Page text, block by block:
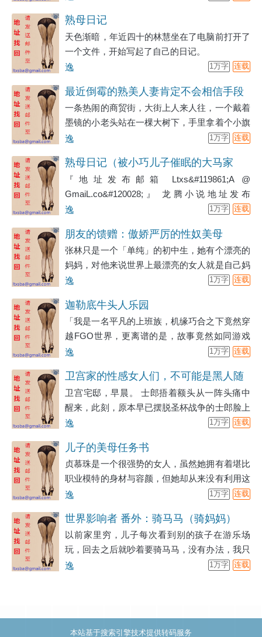
他们最想要的东西通过【影响】慢慢帮他们实现
了。 当时十二岁正式觉醒超能力的时候，突然
发现世界变得不一样了，更加强大的规则笼罩了
我，不，是笼罩了整个世界，我只是被影响的一
能你也看过番外，那
熟母日记
天色渐暗，年近四十的林慧坐在了电脑前打开了
一个文件，开始写起了自己的日记。
逸 连载
1万字
最近倒霉的熟美人妻肯定不会相信手段
丰富的算命老头！吧？
一条热闹的商贸街，大街上人来人往，一个戴着
墨镜的小老头站在一棵大树下，手里拿着个小旗
子，鬼鬼祟祟地盯着路上来来往往的路人们，视
逸 连载
1万字
熟母日记（被小巧儿子催眠的大马家
族）
『地址发布邮箱 Ltxs&#119861;A @
GmaiL.co&#120028;』 龙腾小说地址发布
一个文件，开始写起了自己的日记。
逸 连载
1万字
朋友的馈赠：傲娇严厉的性奴美母
张林只是一个「单纯」的初中生，她有个漂亮的
妈妈，对他来说世界上最漂亮的女人就是自己妈
妈了。当然他妈妈柳梦媛那是真的很漂亮，主要
看起来还像是如同桃李（20左右）……张林还有
一个好兄弟李亚，那可是他的发小，两人除了成
绩相似，「兴趣」相近之外就没有什么共同点
了，李亚隐形土豪的气场已经完全散发出来了，
了过命的友谊，不是
逸 连载
1万字
迦勒底牛头人乐园
「我是一名平凡的上班族，机缘巧合之下竟然穿
越FGO世界，更离谱的是，故事竟然如同游戏
中一样，我竟然成为了迦勒底最后的御主」「作
忆与努力成功修复了人理，并与众多从者结下了
远超信赖、互相爱慕的关系」「但从我没穿越之
前，就经常幻想着我氪金抽到的女性角色，被游
戏中丑陋、扭曲的怪物的侵犯，或是被其他龙套
Fgo、NTR、夫前侵犯
逸 连载
1万字
卫宫家的性感女人们，不可能是黑人随
叫随到的约炮肉便器
卫宫宅邸，早晨。 士郎捂着额头从一阵头痛中
醒来，此刻，原本早已摆脱圣杯战争的士郎脸上
看起来却无比憔悴，仿佛是受到梦魇的折磨。
了吧？」 士郎揉了揉眼睛，望向一旁的闹铃，
艰难起身，虽然尝试回想起噩梦的内容， 但只
要自己一集中精神就会被疼痛感打断。 不知从
何时开始，卫宫士郎觉得最近自己状态不太好，
经常出现疼痛，每天
逸 连载
1万字
儿子的美母任务书
贞慕珠是一个很强势的女人，虽然她拥有着堪比
职业模特的身材与容颜，但她却从来没有利用这
些与生俱来的优势走『捷径』，而是靠着自己的
的皮肤他在公司里就像一只优雅的丹顶鹤，是公
司里所有女性职员的典范。
逸 连载
1万字
世界影响者 番外：骑马马（骑妈妈）
以前家里穷，儿子每次看到别的孩子在游乐场
玩，回去之后就吵着要骑马马，没有办法，我只
能趴下来给儿子骑。我驮着儿子，妻子在一旁看
逸 连载
1万字
本站基于搜索引擎技术提供转码服务